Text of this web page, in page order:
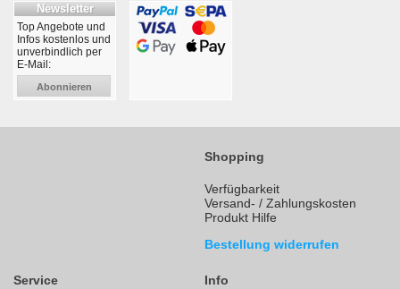
Newsletter
Top Angebote und
Infos kostenlos und
unverbindlich per
E-Mail:
Abonnieren
Shopping
Verfügbarkeit
Versand- / Zahlungskosten
Produkt Hilfe
Bestellung widerrufen
Service Info